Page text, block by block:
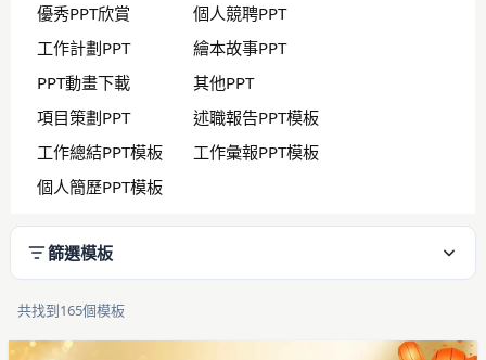
優秀PPT欣賞
個人競聘PPT
工作計劃PPT
繪本故事PPT
PPT動畫下載
其他PPT
項目策劃PPT
述職報告PPT模板
工作總結PPT模板
工作彙報PPT模板
個人簡歷PPT模板
篩選模板
共找到165個模板